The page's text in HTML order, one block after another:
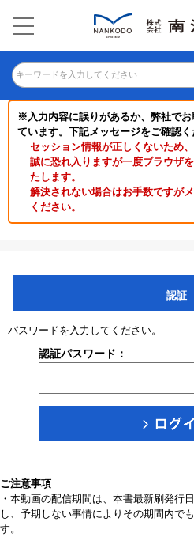
キーワードを入力してください
※入力内容に誤りがあるか、弊社で
ています。下記メッセージをご確認く
セッション情報が正しくないため
誠に恐れ入りますが一度ブラウザ
たします。
解決されない場合はお手数ですが
ください。
認証
パスワードを入力してください。
認証パスワード：
ご注意事項
・本動画の配信期間は、本書最新刷発行
し、予期しない事情によりその期間内で
す。